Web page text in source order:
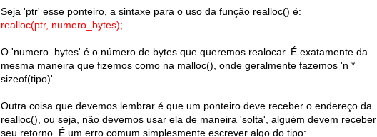
Seja 'ptr' esse ponteiro, a sintaxe para o uso da função realloc() é:
realloc(ptr, numero_bytes);
O 'numero_bytes' é o número de bytes que queremos realocar. É exatamente da
mesma maneira que fizemos como na malloc(), onde geralmente fazemos 'n *
sizeof(tipo)'.
Outra coisa que devemos lembrar é que um ponteiro deve receber o endereço da
realloc(), ou seja, não devemos usar ela de maneira 'solta', alguém devem receber
seu retorno. É um erro comum simplesmente escrever algo do tipo: